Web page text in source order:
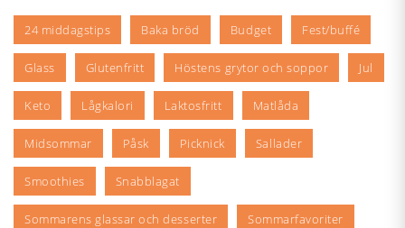
24 middagstips Baka bröd Budget Fest/buffé
Glass Glutenfritt Höstens grytor och soppor Jul
Keto Lågkalori Laktosfritt Matlåda
Midsommar Påsk Picknick Sallader
Smoothies Snabblagat
Sommarens glassar och desserter Sommarfavoriter